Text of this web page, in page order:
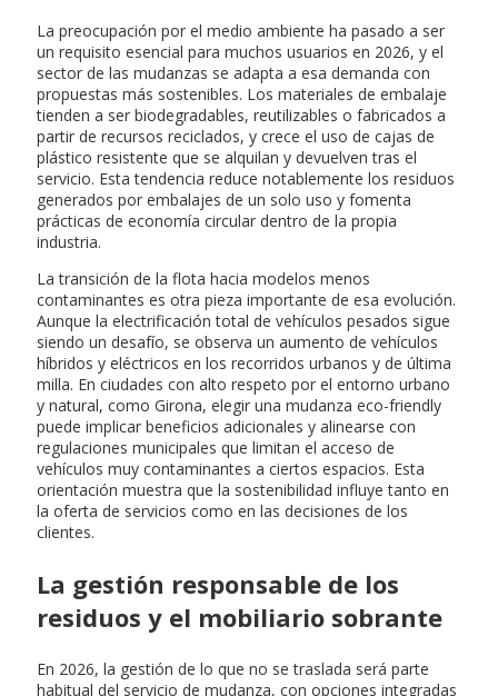
La preocupación por el medio ambiente ha pasado a ser
un requisito esencial para muchos usuarios en 2026, y el
sector de las mudanzas se adapta a esa demanda con
propuestas más sostenibles. Los materiales de embalaje
tienden a ser biodegradables, reutilizables o fabricados a
partir de recursos reciclados, y crece el uso de cajas de
plástico resistente que se alquilan y devuelven tras el
servicio. Esta tendencia reduce notablemente los residuos
generados por embalajes de un solo uso y fomenta
prácticas de economía circular dentro de la propia
industria.
La transición de la flota hacia modelos menos
contaminantes es otra pieza importante de esa evolución.
Aunque la electrificación total de vehículos pesados sigue
siendo un desafío, se observa un aumento de vehículos
híbridos y eléctricos en los recorridos urbanos y de última
milla. En ciudades con alto respeto por el entorno urbano
y natural, como Girona, elegir una mudanza eco-friendly
puede implicar beneficios adicionales y alinearse con
regulaciones municipales que limitan el acceso de
vehículos muy contaminantes a ciertos espacios. Esta
orientación muestra que la sostenibilidad influye tanto en
la oferta de servicios como en las decisiones de los
clientes.
La gestión responsable de los
residuos y el mobiliario sobrante
En 2026, la gestión de lo que no se traslada será parte
habitual del servicio de mudanza, con opciones integradas